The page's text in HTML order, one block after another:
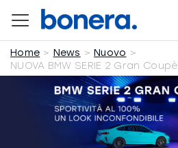
Salta
contenuto
Home News
Nuovo
NUOVA BMW SERIE 2 Gran Coupè